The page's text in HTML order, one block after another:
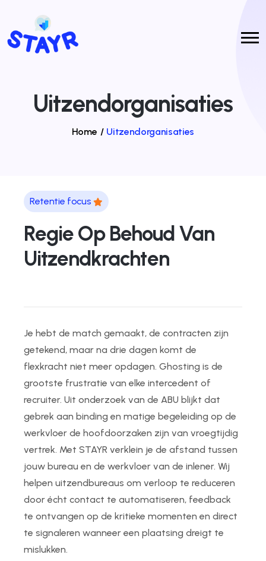
Uitzendorganisaties
Home / Uitzendorganisaties
Retentie focus
Regie Op Behoud Van
Uitzendkrachten
Je hebt de match gemaakt, de contracten zijn
getekend, maar na drie dagen komt de
flexkracht niet meer opdagen. Ghosting is de
grootste frustratie van elke intercedent of
recruiter. Uit onderzoek van de ABU blijkt dat
gebrek aan binding en matige begeleiding op de
werkvloer de hoofdoorzaken zijn van vroegtijdig
vertrek. Met STAYR verklein je de afstand tussen
jouw bureau en de werkvloer van de inlener. Wij
helpen uitzendbureaus om verloop te reduceren
door écht contact te automatiseren, feedback
te ontvangen op de kritieke momenten en direct
te signaleren wanneer een plaatsing dreigt te
mislukken.